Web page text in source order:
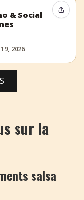
& Social
2026
sur la
salsa